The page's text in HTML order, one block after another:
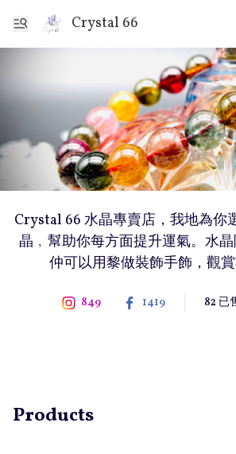
Crystal 66
Crystal 66 水晶專賣店，我地為你
晶﹐幫助你每方面提升運氣。水
仲可以用黎做裝飾手飾，觀賞
849 1419 82 已
Products